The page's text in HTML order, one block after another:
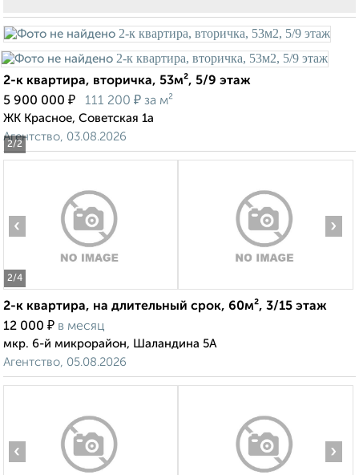
2/2
2-к квартира, вторичка, 53м², 5/9 этаж
5 900 000 ₽ 111 200 ₽ за м²
ЖК Красное, Советская 1а
Агентство, 03.08.2026
2/4
‹ ›
2-к квартира, на длительный срок, 60м², 3/15 этаж
12 000 ₽ в месяц
мкр. 6-й микрорайон, Шаландина 5А
Агентство, 05.08.2026
‹ ›